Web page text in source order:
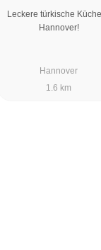
Leckere türkische
Hannover!
Hannover
1.6 km